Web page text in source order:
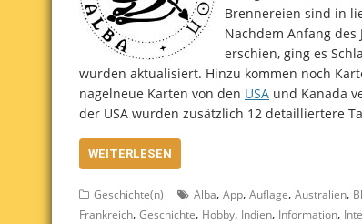
Brennereien sind in
Nachdem Anfang des
erschien, ging es
wurden aktualisiert. Hinzu kommen noch
nagelneue Karten von den USA und Kanada
der USA wurden zusätzlich 12 detailliertere
WEITERLESEN
Geschichte(n) Alba, App, Auflage, Australien,
Frankreich, Geschichte, Hobby, Indien, Information,